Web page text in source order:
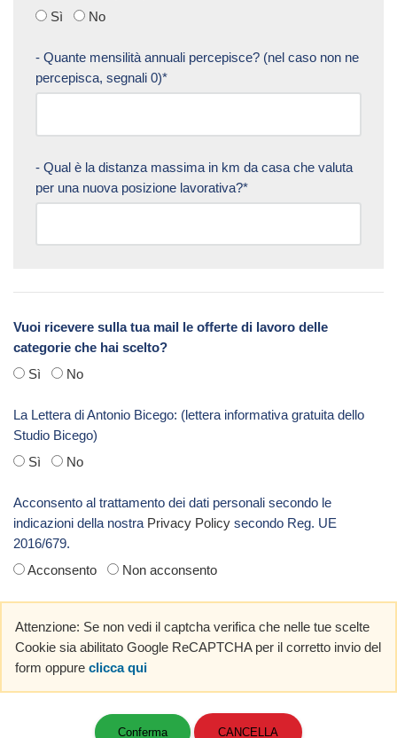
Sì
No
- Quante mensilità annuali percepisce? (nel caso non ne
percepisca, segnali 0)*
- Qual è la distanza massima in km da casa che valuta
per una nuova posizione lavorativa?*
Vuoi ricevere sulla tua mail le offerte di lavoro delle
categorie che hai scelto?
Sì
No
La Lettera di Antonio Bicego: (lettera informativa gratuita dello
Studio Bicego)
Sì
No
Acconsento al trattamento dei dati personali secondo le
indicazioni della nostra Privacy Policy secondo Reg. UE
2016/679.
Acconsento
Non acconsento
Attenzione: Se non vedi il captcha verifica che nelle tue scelte
Cookie sia abilitato Google ReCAPTCHA per il corretto invio del
form oppure clicca qui